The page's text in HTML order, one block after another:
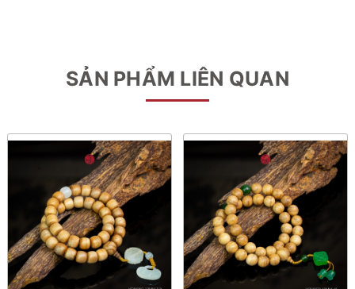
SẢN PHẨM LIÊN QUAN